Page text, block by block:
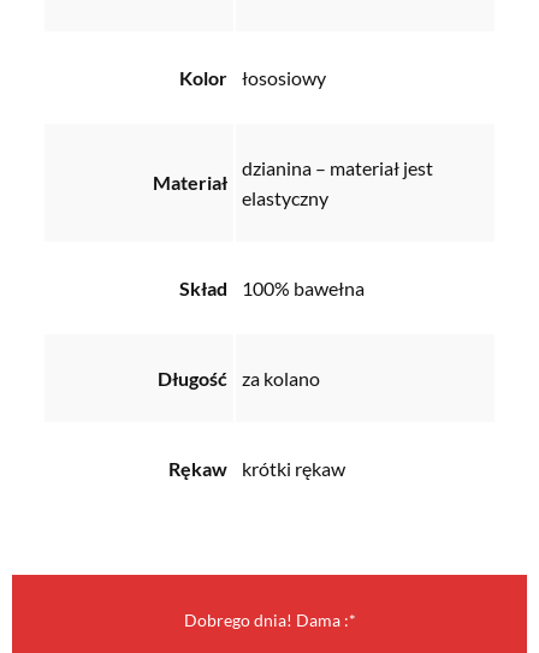
Kolor łososiowy
Materiał
dzianina – materiał jest
elastyczny
Skład 100% bawełna
Długość za kolano
Rękaw krótki rękaw
Dobrego dnia! Dama :*